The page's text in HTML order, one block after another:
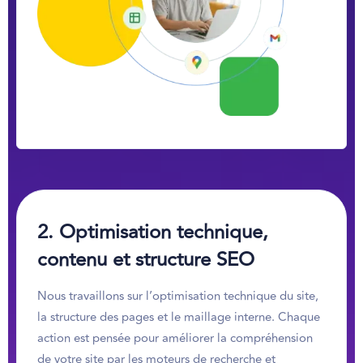
2. Optimisation technique,
contenu et structure SEO
Nous travaillons sur l’optimisation technique du site,
la structure des pages et le maillage interne. Chaque
action est pensée pour améliorer la compréhension